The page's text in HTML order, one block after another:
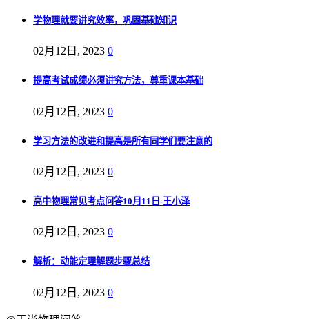
学物理就要讲究效率，巩固基础知识
02月12日, 2023 0
提高考试成绩必须讲究方法，尊重课本基础
02月12日, 2023 0
学习方法的改进和提高是所有同学们要注意的
02月12日, 2023 0
高中物理常见考点问答10月11日-王小泽
02月12日, 2023 0
解析：动能定理解题步骤总结
02月12日, 2023 0